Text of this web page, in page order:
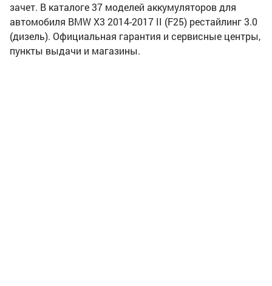
зачет. В каталоге 37 моделей аккумуляторов для
автомобиля BMW X3 2014-2017 II (F25) рестайлинг 3.0
(дизель). Официальная гарантия и сервисные центры,
пункты выдачи и магазины.